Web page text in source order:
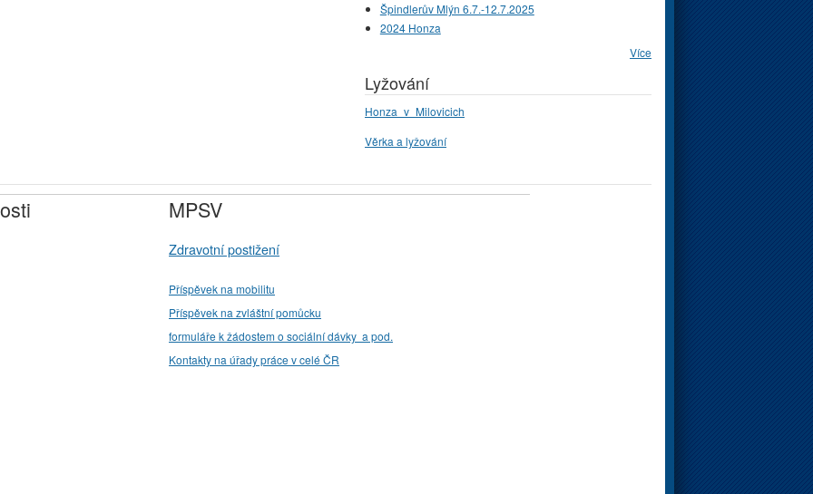
Špindlerův Mlýn 6.7.-12.7.2025
2024 Honza
Více
Lyžování
Honza_v_Milovicich
Věrka a lyžování
MPSV
Zdravotní postižení
Příspěvek na mobilitu
Příspěvek na zvláštní pomůcku
formuláře k žádostem o sociální dávky a pod.
Kontakty na úřady práce v celé ČR